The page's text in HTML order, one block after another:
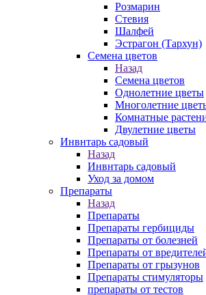
Розмарин
Стевия
Шалфей
Эстрагон (Тархун)
Семена цветов
Назад
Семена цветов
Однолетние цветы
Многолетние
Комнатные
Двулетние цветы
Инвнтарь садовый
Назад
Инвнтарь садовый
Уход за домом
Препараты
Назад
Препараты
Препараты гербициды
Препараты от болезней
Препараты от
Препараты от грызунов
Препараты стимуляторы
препараты от тестов